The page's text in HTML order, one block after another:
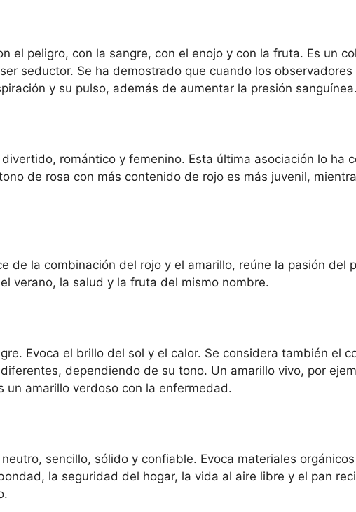
el peligro, con la sangre, con el enojo y con la fruta. Es un
seductor. Se ha demostrado que cuando los
y su pulso, además de aumentar la presión sanguínea.
divertido, romántico y femenino. Esta última asociación lo
de rosa con más contenido de rojo es más juvenil,
de la combinación del rojo y el amarillo, reúne la pasión
verano, la salud y la fruta del mismo nombre.
Evoca el brillo del sol y el calor. Se considera también el
dependiendo de su tono. Un amarillo vivo, por
un amarillo verdoso con la enfermedad.
sencillo, sólido y confiable. Evoca materiales
la seguridad del hogar, la vida al aire libre y el pan